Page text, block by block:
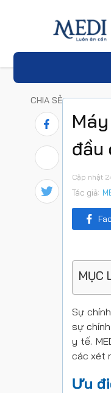
đầu
Cập nhật
Tác giả:
MỤC
Sự
sự
y tế.
các xét
Ưu
CHIA SẺ